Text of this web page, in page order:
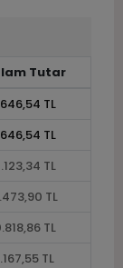
Tutar
TL
TL
TL
TL
TL
TL